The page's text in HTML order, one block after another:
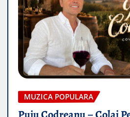
MUZICA POPULARA